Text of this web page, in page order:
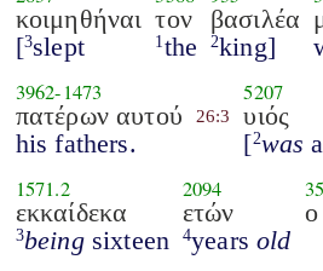
κοιμηθήναι
[3slept
τον
1 the
βασιλέα
2king]
3962-1473
πατέρων αυτού
his fathers.
26:3
5207
υιός
[2was
1571.2
εκκαίδεκα
3beingsixteen
2094
ετών
4yearsold
ο